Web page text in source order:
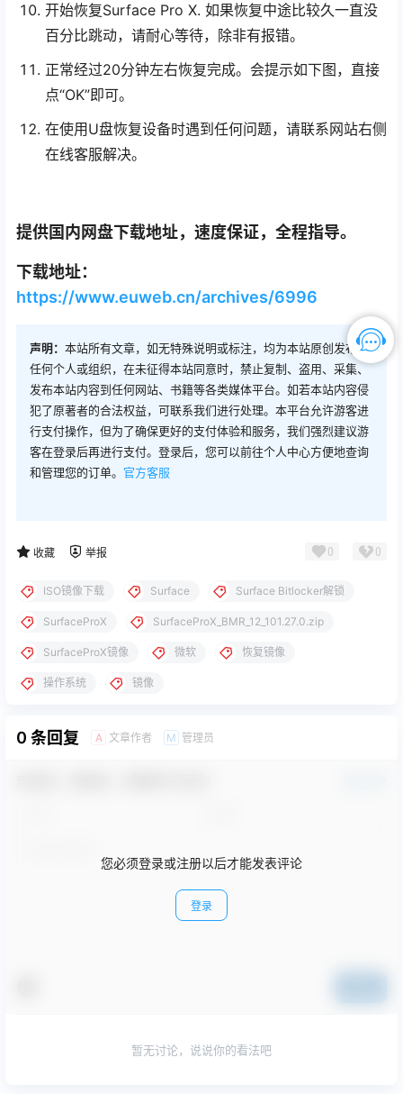
开始恢复Surface Pro X. 如果恢复中途比较久一直没
百分比跳动，请耐心等待，除非有报错。
正常经过20分钟左右恢复完成。会提示如下图，直接
点“OK”即可。
在使用U盘恢复设备时遇到任何问题，请联系网站右侧
在线客服解决。
提供国内网盘下载地址，速度保证，全程指导。
下载地址：
https://www.euweb.cn/archives/6996
声明： 本站所有文章，如无特殊说明或标注，均为本站原创发布。
任何个人或组织，在未征得本站同意时，禁止复制、盗用、采集、
发布本站内容到任何网站、书籍等各类媒体平台。如若本站内容侵
犯了原著者的合法权益，可联系我们进行处理。本平台允许游客进
行支付操作，但为了确保更好的支付体验和服务，我们强烈建议游
客在登录后再进行支付。登录后，您可以前往个人中心方便地查询
和管理您的订单。 官方客服
收藏 举报 0 0
ISO镜像下载 Surface Surface Bitlocker解锁
SurfaceProX SurfaceProX_BMR_12_101.27.0.zip
SurfaceProX镜像 微软 恢复镜像
操作系统 镜像
0 条回复 A 文章作者 M 管理员
您必须登录或注册以后才能发表评论
登录
暂无讨论，说说你的看法吧